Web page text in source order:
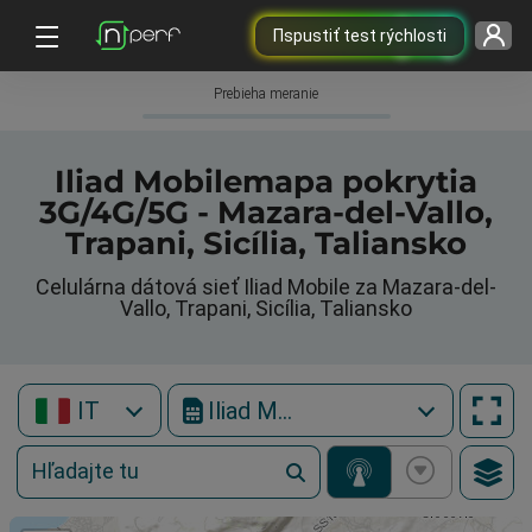
Пspustiť test rýchlosti
Prebieha meranie
Iliad Mobilemapa pokrytia
3G/4G/5G - Mazara-del-Vallo,
Trapani, Sicília, Taliansko
Celulárna dátová sieť Iliad Mobile za Mazara-del-
Vallo, Trapani, Sicília, Taliansko
IT Iliad Mobile